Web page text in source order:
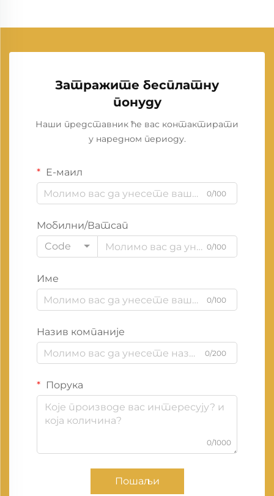
Затражите бесплатну
понуду
Наши представник ће вас контактирати
у наредном периоду.
Е-маил
0/100
Мобилни/Ватсап
Code
0/100
Име
0/100
Назив компаније
0/200
Порука
0/1000
Пошаљи